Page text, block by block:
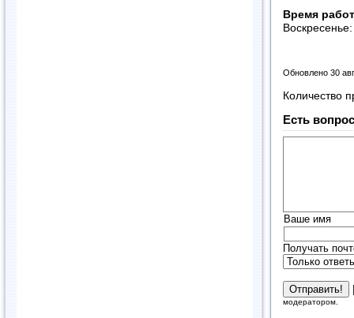
Время
Обновлено 30
Количество
Есть
Ваше имя
Получать
модератором.